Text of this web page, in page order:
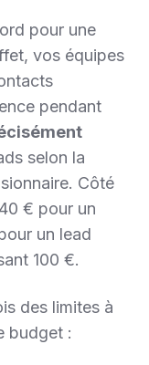
pour une
vos équipes
pendant
selon la
Côté
€ pour un
un lead
100 €.
des limites à
budget :